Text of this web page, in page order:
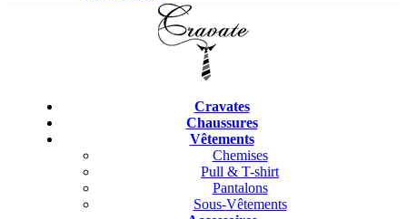
Cravates
Chaussures
Vêtements
Chemises
Pull & T-shirt
Pantalons
Sous-Vêtements